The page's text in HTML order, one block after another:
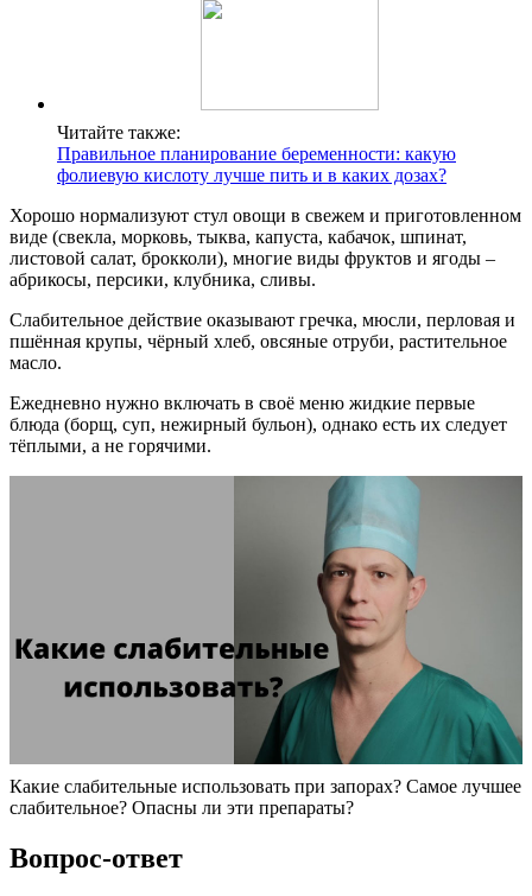
Читайте также:
Правильное планирование беременности: какую
фолиевую кислоту лучше пить и в каких дозах?
Хорошо нормализуют стул овощи в свежем и приготовленном
виде (свекла, морковь, тыква, капуста, кабачок, шпинат,
листовой салат, брокколи), многие виды фруктов и ягоды –
абрикосы, персики, клубника, сливы.
Слабительное действие оказывают гречка, мюсли, перловая и
пшённая крупы, чёрный хлеб, овсяные отруби, растительное
масло.
Ежедневно нужно включать в своё меню жидкие первые
блюда (борщ, суп, нежирный бульон), однако есть их следует
тёплыми, а не горячими.
Какие слабительные использовать при запорах? Самое лучшее
слабительное? Опасны ли эти препараты?
Вопрос-ответ